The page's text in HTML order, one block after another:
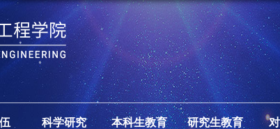
科学研究 本科生教育 研究生教育